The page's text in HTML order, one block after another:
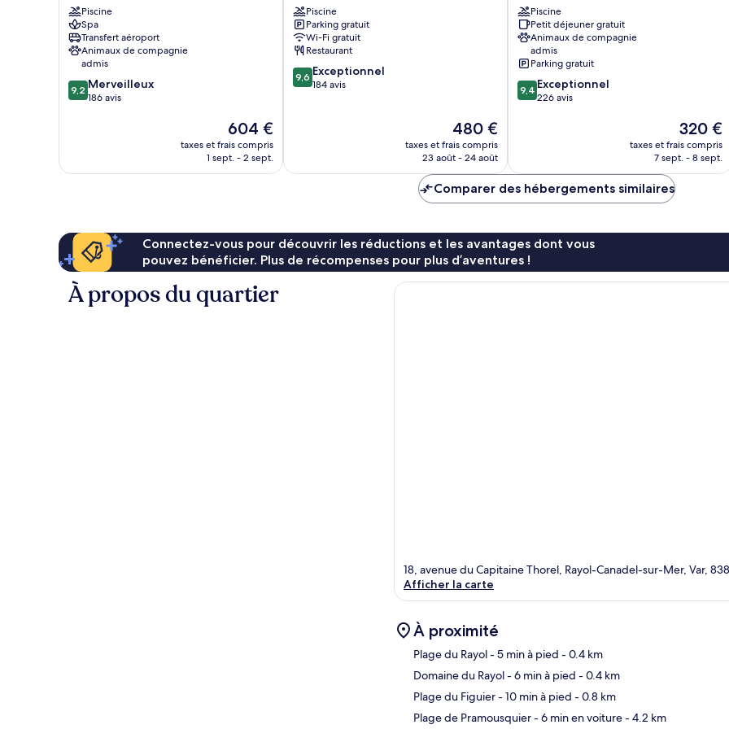
Suffren
Le
Rayol
Piscine
Spa
Transfert aéroport
Animaux de compagnie
admis
9.2
sur
9,2 Merveilleux
186 avis
Le
nouveau
prix
604 €
taxes et frais compris
1 sept. - 2 sept.
Douce
Le
Rayol
Piscine
Parking gratuit
Wi-Fi gratuit
Restaurant
9.6
sur
9,6 Exceptionnel
184 avis
Le
nouveau
prix
de
480 €
480 €
taxes et frais compris
23 août - 24 août
Cavalaire-
sur-
Mer
Piscine
Petit déjeuner gratuit
Animaux de compagnie
admis
Parking gratuit
9.4
sur
9,4 Exceptionnel
226 avis
Le
nouveau
prix
320 €
taxes et frais compris
7 sept. - 8 sept.
Comparer des hébergements similaires
Connectez-vous pour découvrir les réductions et les avantages dont vous
pouvez bénéficier. Plus de récompenses pour plus d’aventures !
À propos du quartier
18, avenue du Capitaine Thorel, Rayol-Canadel-sur-Mer, Var,
Afficher la carte
À proximité
Plage du Rayol- 5 min à pied - 0.4 km
Domaine du Rayol- 6 min à pied - 0.4 km
Plage du Figuier- 10 min à pied - 0.8 km
Plage de Pramousquier- 6 min en voiture- 4.2 km